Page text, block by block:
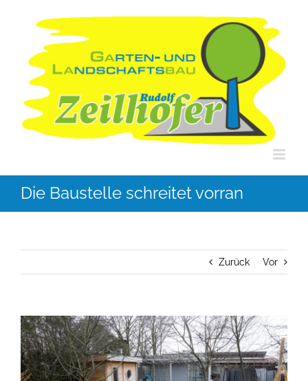
Die Baustelle schreitet vorran
Zurück Vor
Zeige
grösseres
Bild